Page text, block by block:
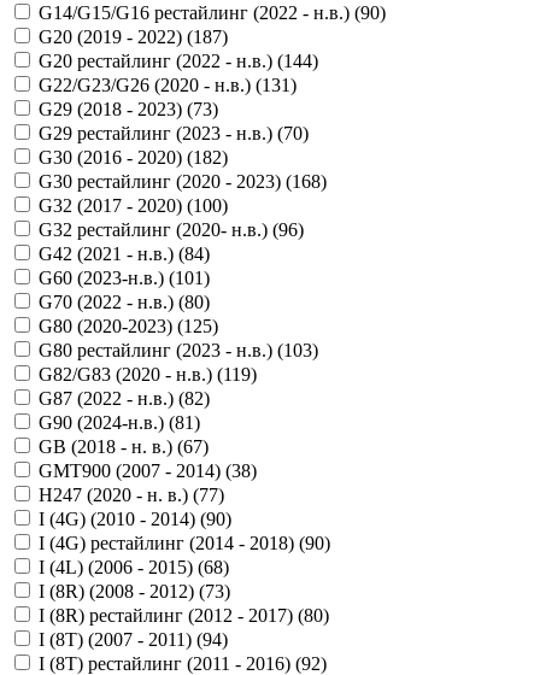
G14/G15/G16 рестайлинг (2022 - н.в.) (90)
G20 (2019 - 2022) (187)
G20 рестайлинг (2022 - н.в.) (144)
G22/G23/G26 (2020 - н.в.) (131)
G29 (2018 - 2023) (73)
G29 рестайлинг (2023 - н.в.) (70)
G30 (2016 - 2020) (182)
G30 рестайлинг (2020 - 2023) (168)
G32 (2017 - 2020) (100)
G32 рестайлинг (2020- н.в.) (96)
G42 (2021 - н.в.) (84)
G60 (2023-н.в.) (101)
G70 (2022 - н.в.) (80)
G80 (2020-2023) (125)
G80 рестайлинг (2023 - н.в.) (103)
G82/G83 (2020 - н.в.) (119)
G87 (2022 - н.в.) (82)
G90 (2024-н.в.) (81)
GB (2018 - н. в.) (67)
GMT900 (2007 - 2014) (38)
H247 (2020 - н. в.) (77)
I (4G) (2010 - 2014) (90)
I (4G) рестайлинг (2014 - 2018) (90)
I (4L) (2006 - 2015) (68)
I (8R) (2008 - 2012) (73)
I (8R) рестайлинг (2012 - 2017) (80)
I (8T) (2007 - 2011) (94)
I (8T) рестайлинг (2011 - 2016) (92)